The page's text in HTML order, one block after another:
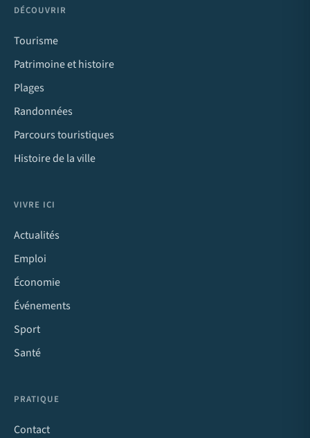
DÉCOUVRIR
Tourisme
Patrimoine et histoire
Plages
Randonnées
Parcours touristiques
Histoire de la ville
VIVRE ICI
Actualités
Emploi
Économie
Événements
Sport
Santé
PRATIQUE
Contact